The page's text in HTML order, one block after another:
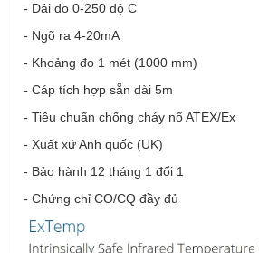
- Dải đo 0-250 độ C
- Ngõ ra 4-20mA
- Khoảng đo 1 mét (1000 mm)
- Cáp tích hợp sẵn dài 5m
- Tiêu chuẩn chống cháy nổ ATEX/Ex
- Xuất xứ Anh quốc (UK)
- Bảo hành 12 tháng 1 đổi 1
- Chứng chỉ CO/CQ đầy đủ